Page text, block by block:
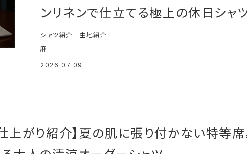
ンリネンで仕立てる極上の休日シャ
シャツ紹介
生地紹介
麻
2026.07.09
仕上がり紹介】夏の肌に張り付かない特等